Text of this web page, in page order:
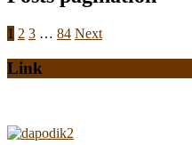
1 2 3 … 84 Next
Link